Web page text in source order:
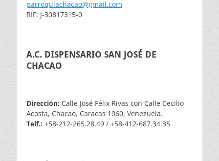
parroquiachacao@gmail.com
RIF: J-30817315-0
A.C. DISPENSARIO SAN JOSÉ DE
CHACAO
Dirección: Calle José Félix Rivas con Calle Cecilio
Acosta, Chacao, Caracas 1060, Venezuela.
Telf.: +58-212-265.28.49 / +58-412-687.34.35